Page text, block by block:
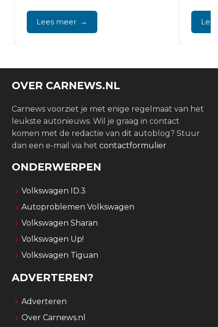
terugroepacties gelanceerd voor
softwareupdates en...
Lees meer
OVER CARNEWS.NL
Carnews voorziet je met enige regelmaat van het
leukste autonieuws. Wil je graag in contact
komen met de redactie van dit autoblog? Stuur
dan een e-mail via het contactformulier
ONDERWERPEN
Volkswagen ID.3
Autoproblemen Volkswagen
Volkswagen Sharan
Volkswagen Up!
Volkswagen Tiguan
ADVERTEREN?
Adverteren
Over Carnews.nl